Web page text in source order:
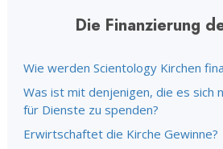
Die Finanzierung
Wie werden Scientology Kirchen
Was ist mit denjenigen, die es sich
für Dienste zu spenden?
Erwirtschaftet die Kirche Gewinne?